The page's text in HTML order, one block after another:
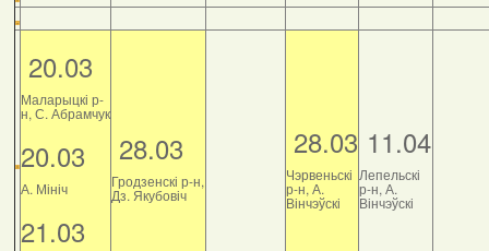
20.03
Маларыцкі р-
н, С. Абрамчук
20.03
А. Мініч
21.03
28.03
Гродзенскі р-н,
Дз. Якубовіч
28.03
Чэрвеньскі
р-н, А.
Вінчэўскі
11.04
Лепельскі
р-н, А.
Вінчэўскі